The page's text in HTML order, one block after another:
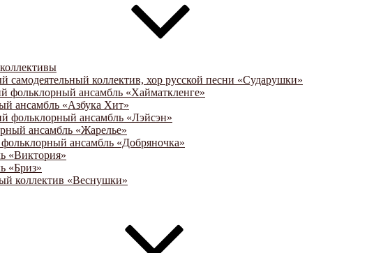
самодеятельный коллектив, хор русской песни «Сударушки»
фольклорный ансамбль «Хайматкленге»
ансамбль «Азбука Хит»
фольклорный ансамбль «Лэйсэн»
ансамбль «Жарелье»
ансамбль «Добряночка»
«Виктория»
«Бриз»
коллектив «Веснушки»